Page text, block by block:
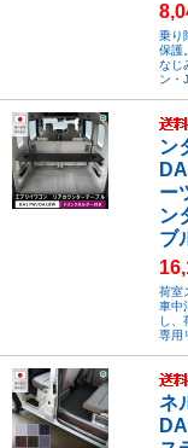
乗り
保護
なじ
ン・
ン
ー
ン
ブ
荷室
車中
し、
専用
ネ